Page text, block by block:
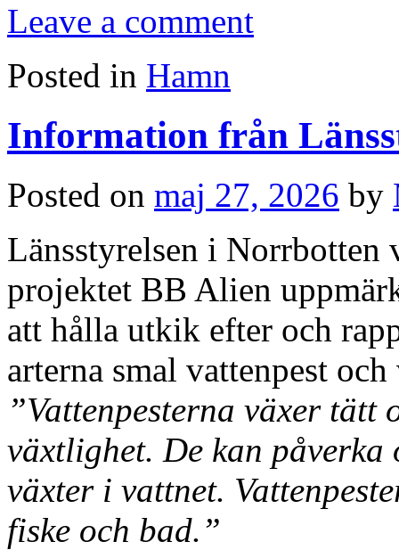
Leave a comment
Posted in Hamn
Information från
Posted on maj 27, 2026 by
Länsstyrelsen i
projektet BB Alien
att hålla utkik efter och
arterna smal vattenpest
”Vattenpesterna växer
växtlighet. De kan
växter i vattnet.
fiske och bad.”